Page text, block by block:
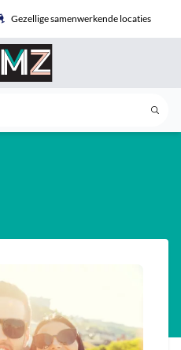
Gezellige samenwerkende locaties